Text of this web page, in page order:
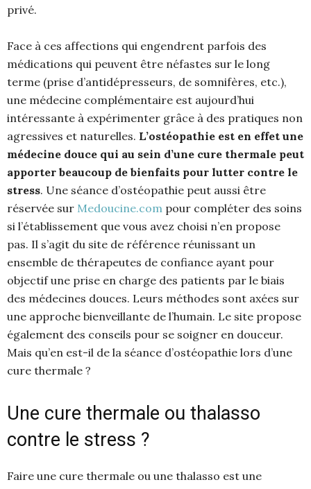
privé.
Face à ces affections qui engendrent parfois des
médications qui peuvent être néfastes sur le long
terme (prise d’antidépresseurs, de somnifères, etc.),
une médecine complémentaire est aujourd’hui
intéressante à expérimenter grâce à des pratiques non
agressives et naturelles. L’ostéopathie est en effet une
médecine douce qui au sein d’une cure thermale peut
apporter beaucoup de bienfaits pour lutter contre le
stress. Une séance d’ostéopathie peut aussi être
réservée sur Medoucine.com pour compléter des soins
si l’établissement que vous avez choisi n’en propose
pas. Il s’agit du site de référence réunissant un
ensemble de thérapeutes de confiance ayant pour
objectif une prise en charge des patients par le biais
des médecines douces. Leurs méthodes sont axées sur
une approche bienveillante de l’humain. Le site propose
également des conseils pour se soigner en douceur.
Mais qu’en est-il de la séance d’ostéopathie lors d’une
cure thermale ?
Une cure thermale ou thalasso
contre le stress ?
Faire une cure thermale ou une thalasso est une